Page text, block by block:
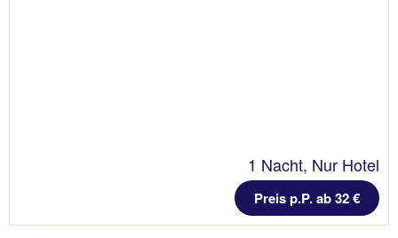
1 Nacht, Nur Hotel
Preis p.P. ab 32 €